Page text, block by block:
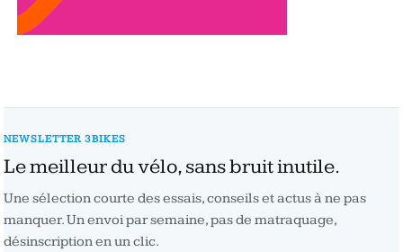
NEWSLETTER 3BIKES
Le meilleur du vélo, sans bruit inutile.
Une sélection courte des essais, conseils et actus à ne pas
manquer. Un envoi par semaine, pas de matraquage,
désinscription en un clic.